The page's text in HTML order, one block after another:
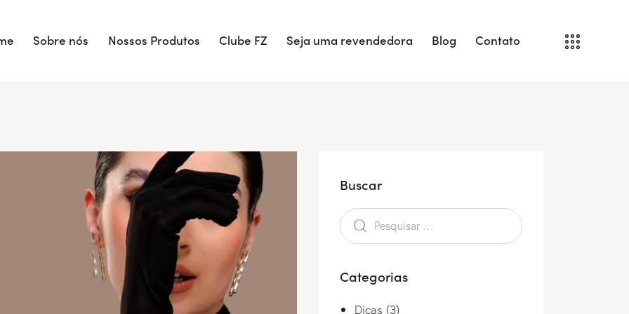
Sobre nós Nossos Produtos Clube FZ Seja uma revendedora Blog Contato
Buscar
Categorias
Dicas (3)